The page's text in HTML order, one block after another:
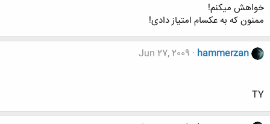
خواهش میکنم!
ممنون که به عکسام امتیاز دادی!
hammerzan
Jun 27, 2009
TY